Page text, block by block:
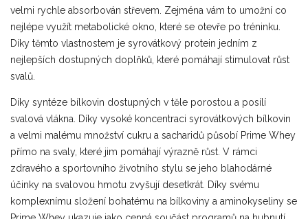
velmi rychle absorbován střevem. Zejména vám to umožní co
nejlépe využít metabolické okno, které se otevře po tréninku.
Díky těmto vlastnostem je syrovátkový protein jedním z
nejlepších dostupných doplňků, které pomáhají stimulovat růst
svalů.
Díky syntéze bílkovin dostupných v těle porostou a posílí
svalová vlákna. Díky vysoké koncentraci syrovátkových bílkovin
a velmi malému množství cukru a sacharidů působí Prime Whey
přímo na svaly, které jim pomáhají výrazně růst. V rámci
zdravého a sportovního životního stylu se jeho blahodárné
účinky na svalovou hmotu zvyšují desetkrát. Díky svému
komplexnímu složení bohatému na bílkoviny a aminokyseliny se